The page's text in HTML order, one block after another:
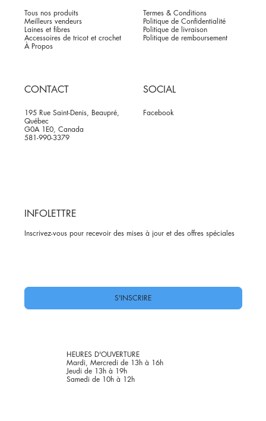
Tous nos produits
Meilleurs vendeurs
Laines et fibres
Accessoires de tricot et crochet
À Propos
Termes & Conditions
Politique de Confidentialité
Politique de livraison
Politique de remboursement
CONTACT
195 Rue Saint-Denis, Beaupré,
Québec
G0A 1E0, Canada
581-990-3379
SOCIAL
Facebook
INFOLETTRE
Inscrivez-vous pour recevoir des mises à jour et des offres spéciales
S'INSCRIRE
HEURES D'OUVERTURE
Mardi, Mercredi de 13h à 16h
Jeudi de 13h à 19h
Samedi de 10h à 12h